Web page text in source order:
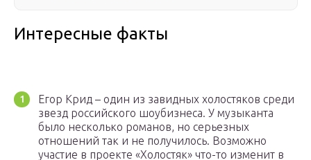
Интересные факты
Егор Крид – один из завидных холостяков среди
звезд российского шоубизнеса. У музыканта
было несколько романов, но серьезных
отношений так и не получилось. Возможно
участие в проекте «Холостяк» что-то изменит в